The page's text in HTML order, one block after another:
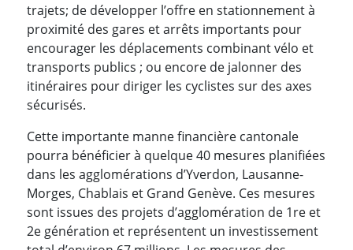
trajets; de développer l’offre en stationnement à
proximité des gares et arrêts importants pour
encourager les déplacements combinant vélo et
transports publics ; ou encore de jalonner des
itinéraires pour diriger les cyclistes sur des axes
sécurisés.
Cette importante manne financière cantonale
pourra bénéficier à quelque 40 mesures planifiées
dans les agglomérations d’Yverdon, Lausanne-
Morges, Chablais et Grand Genève. Ces mesures
sont issues des projets d’agglomération de 1re et
2e génération et représentent un investissement